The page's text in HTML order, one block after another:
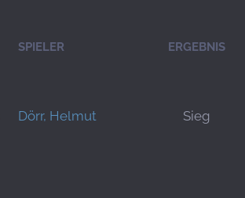
SPIELER ERGEBNIS
Dörr, Helmut Sieg